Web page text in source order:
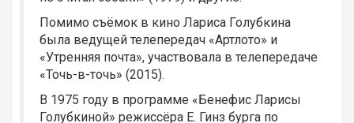
Помимо съёмок в кино Лариса Голубкина
была ведущей телепередач «Артлото» и
«Утренняя почта», участвовала в телепередаче
«Точь-в-точь» (2015).
В 1975 году в программе «Бенефис Ларисы
Голубкиной» режиссёра Е. Гинз бурга по